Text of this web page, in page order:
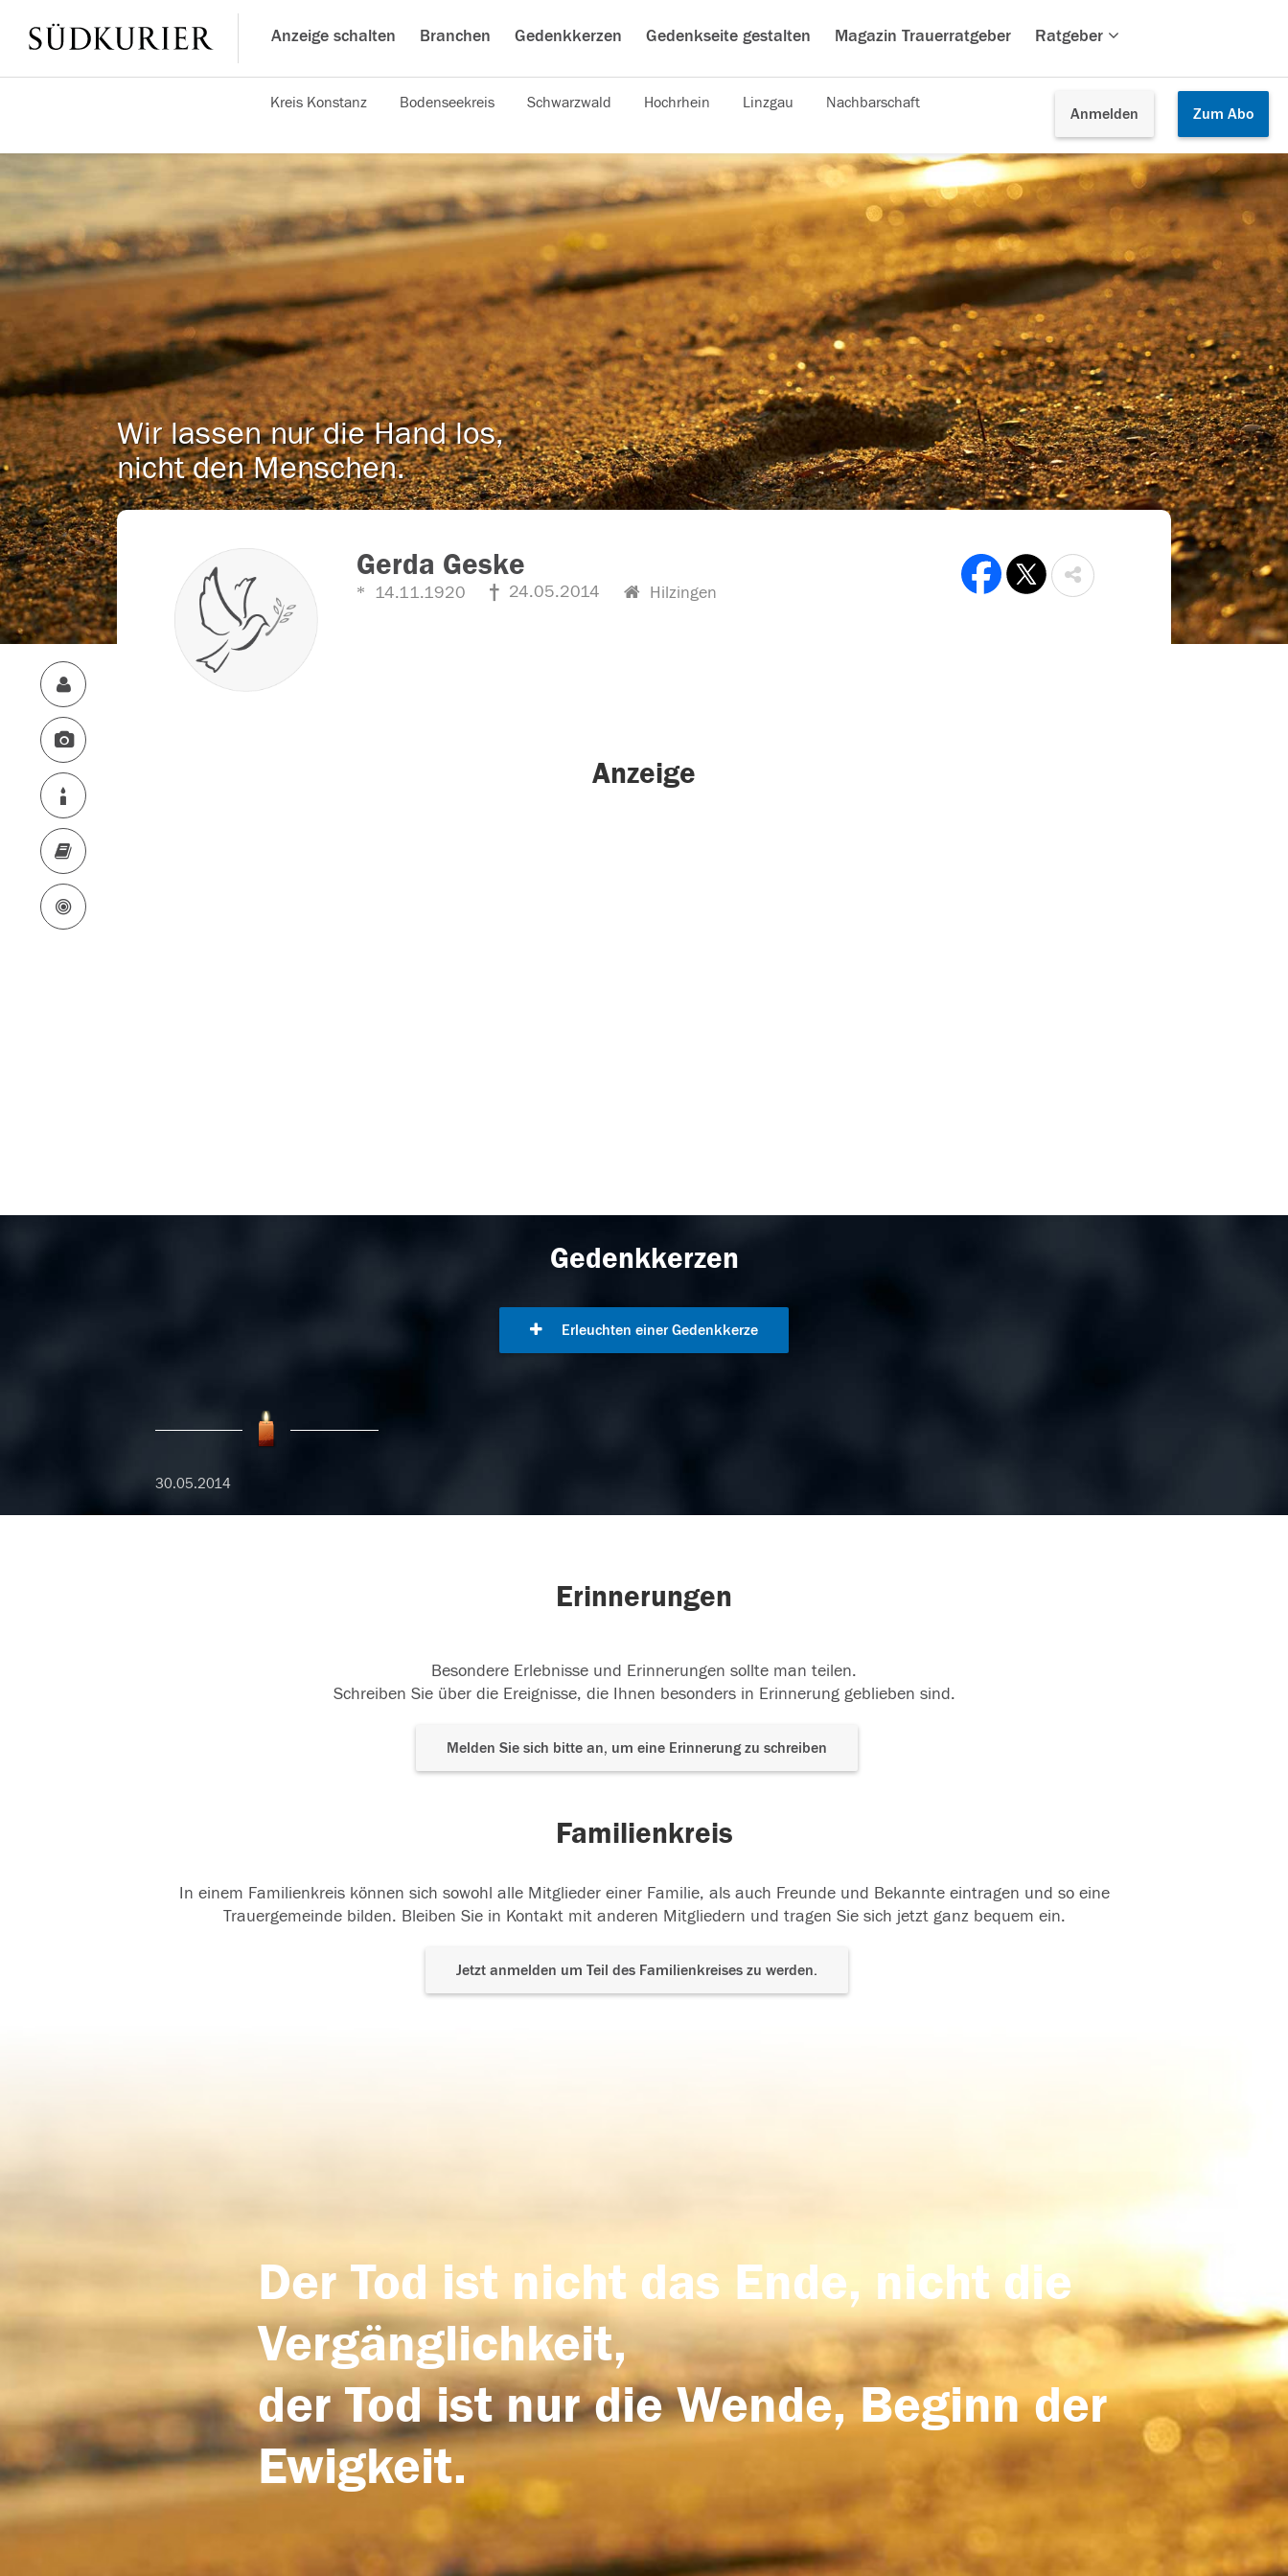
Anzeige schalten Branchen Gedenkkerzen Gedenkseite gestalten Magazin Trauerratgeber Ratgeber
Anmelden Zum Abo
Kreis Konstanz Bodenseekreis Schwarzwald Hochrhein Linzgau Nachbarschaft
Wir lassen nur die Hand los,
nicht den Menschen.
Gerda Geske
14.11.1920 24.05.2014 Hilzingen
Anzeige
Gedenkkerzen
Erleuchten einer Gedenkkerze
30.05.2014
Erinnerungen
Besondere Erlebnisse und Erinnerungen sollte man teilen.
Schreiben Sie über die Ereignisse, die Ihnen besonders in Erinnerung geblieben sind.
Melden Sie sich bitte an, um eine Erinnerung zu schreiben
Familienkreis
In einem Familienkreis können sich sowohl alle Mitglieder einer Familie, als auch Freunde und Bekannte eintragen und so eine
Trauergemeinde bilden. Bleiben Sie in Kontakt mit anderen Mitgliedern und tragen Sie sich jetzt ganz bequem ein.
Jetzt anmelden um Teil des Familienkreises zu werden.
Der Tod ist nicht das Ende, nicht die
Vergänglichkeit,
der Tod ist nur die Wende, Beginn der
Ewigkeit.